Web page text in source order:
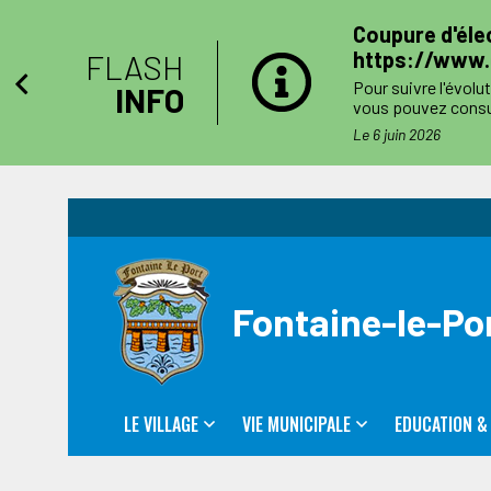
FLASH
INFO
Coupure
https://
Pour suivre
vous pouvez
côtés. Toutefois
Le jour des
Le 6 juin 2026
Fontaine-le-
LE VILLAGE VIE MUNICIPALE EDUCATION